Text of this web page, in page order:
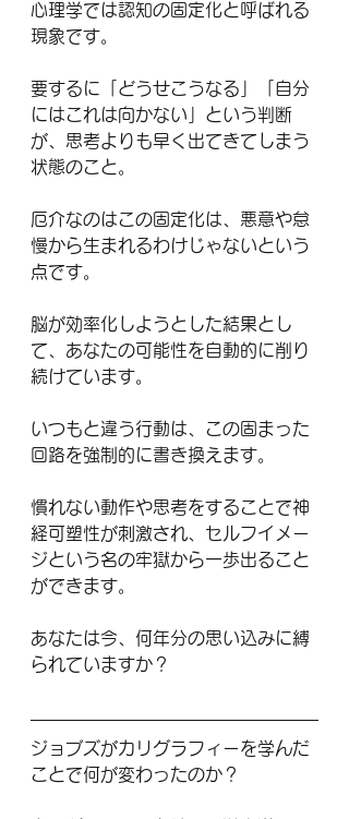
心理学では認知の固定化と呼ばれる
現象です。
要するに「どうせこうなる」「自分
にはこれは向かない」という判断
が、思考よりも早く出てきてしまう
状態のこと。
厄介なのはこの固定化は、悪意や怠
慢から生まれるわけじゃないという
点です。
脳が効率化しようとした結果とし
て、あなたの可能性を自動的に削り
続けています。
いつもと違う行動は、この固まった
回路を強制的に書き換えます。
慣れない動作や思考をすることで神
経可塑性が刺激され、セルフイメー
ジという名の牢獄から一歩出ること
ができます。
あなたは今、何年分の思い込みに縛
られていますか？
ジョブズがカリグラフィーを学んだ
ことで何が変わったのか？